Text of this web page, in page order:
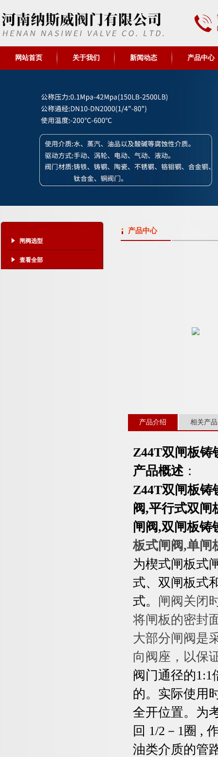
网站首页 关于我们 新闻动态 产品中心
闸阀选型
查看全部
产品中心
产品介绍 相关产品
Z44T双闸板铸
产品概述：
Z44T双闸板铸
阀,平行式双闸
闸阀,双闸板铸
板式闸阀,单闸
为楔式闸板式
式、双闸板式
式。 闸阀关闭
将闸板的密封
大部分闸阀是
向阀座，以保
阀门通径的
的。实际使用
全开位置。为
回 1/2－1圈 ,
油类介质的管